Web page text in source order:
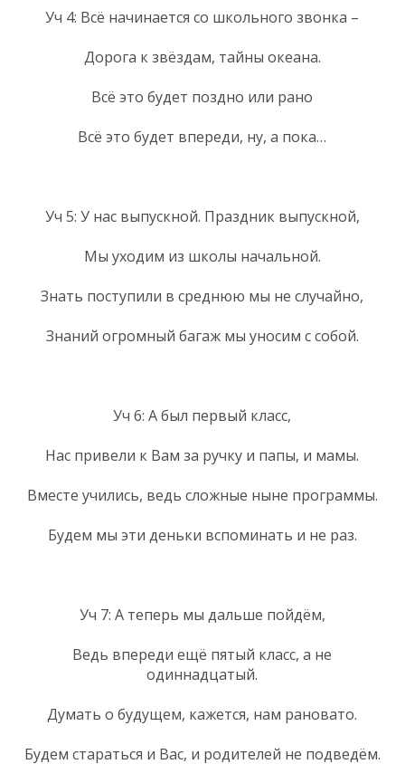
Уч 4: Всё начинается со школьного звонка –
Дорога к звёздам, тайны океана.
Всё это будет поздно или рано
Всё это будет впереди, ну, а пока…
Уч 5: У нас выпускной. Праздник выпускной,
Мы уходим из школы начальной.
Знать поступили в среднюю мы не случайно,
Знаний огромный багаж мы уносим с собой.
Уч 6: А был первый класс,
Нас привели к Вам за ручку и папы, и мамы.
Вместе учились, ведь сложные ныне программы.
Будем мы эти деньки вспоминать и не раз.
Уч 7: А теперь мы дальше пойдём,
Ведь впереди ещё пятый класс, а не
одиннадцатый.
Думать о будущем, кажется, нам рановато.
Будем стараться и Вас, и родителей не подведём.